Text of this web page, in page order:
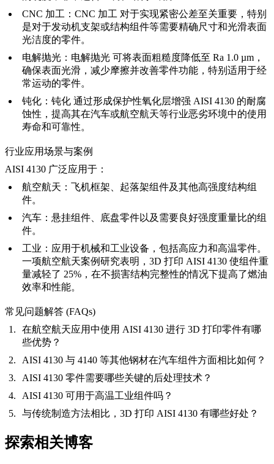
CNC 加工： CNC 加工 对于实现紧密公差至关重要，特别
是对于发动机支架或结构组件等需要精确尺寸和光滑表面
光洁度的零件。
电解抛光： 电解抛光 可将表面粗糙度降低至 Ra 1.0 µm，
确保表面光滑，减少摩擦并改善零件功能，特别适用于经
常运动的零件。
钝化： 钝化 通过形成保护性氧化层增强 AISI 4130 的耐腐
蚀性，提高其在汽车或航空航天等行业恶劣环境中的使用
寿命和可靠性。
行业应用场景与案例
AISI 4130 广泛应用于：
航空航天： 飞机框架、起落架组件及其他高强度结构组
件。
汽车： 悬挂组件、底盘零件以及需要良好强度重量比的组
件。
工业： 应用于机械和工业设备，包括高应力和高温零件。
一项航空航天案例研究表明，3D 打印 AISI 4130 使组件重
量减轻了 25%，在不损害结构完整性的情况下提高了燃油
效率和性能。
常见问题解答 (FAQs)
在航空航天应用中使用 AISI 4130 进行 3D 打印零件有哪
些优势？
AISI 4130 与 4140 等其他钢材在汽车组件方面相比如何？
AISI 4130 零件需要哪些关键的后处理技术？
AISI 4130 可用于高温工业组件吗？
与传统制造方法相比，3D 打印 AISI 4130 有哪些好处？
探索相关博客